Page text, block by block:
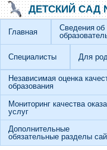
Перейти к основному
Skip to searchДЕТСКИЙ САД
Главная
Сведения об
Специалисты Для
Независимая оценка
образования
Мониторинг качества
услуг
Дополнительные
обязательные разделы